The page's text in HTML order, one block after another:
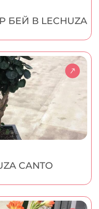
В LECHUZA
CANTO